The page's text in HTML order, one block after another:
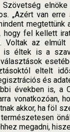
Szövetség
„Azért van
hogy fel kellett
Voltak az
is éltek is a
eltelt
és
években is, a
vonatkozóan,
akkor, ha föl
megadni,